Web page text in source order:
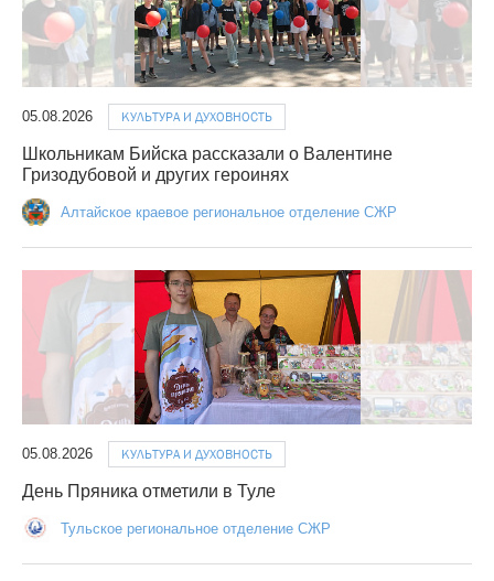
05.08.2026 КУЛЬТУРА И ДУХОВНОСТЬ
Школьникам Бийска рассказали о Валентине
Гризодубовой и других героинях
Алтайское краевое региональное отделение СЖР
05.08.2026 КУЛЬТУРА И ДУХОВНОСТЬ
День Пряника отметили в Туле
Тульское региональное отделение СЖР